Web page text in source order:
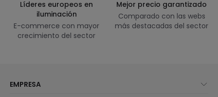
Líderes europeos en
iluminación
E-commerce con mayor
crecimiento del sector
Mejor precio garantizado
Comparado con las webs
más destacadas del sector
EMPRESA